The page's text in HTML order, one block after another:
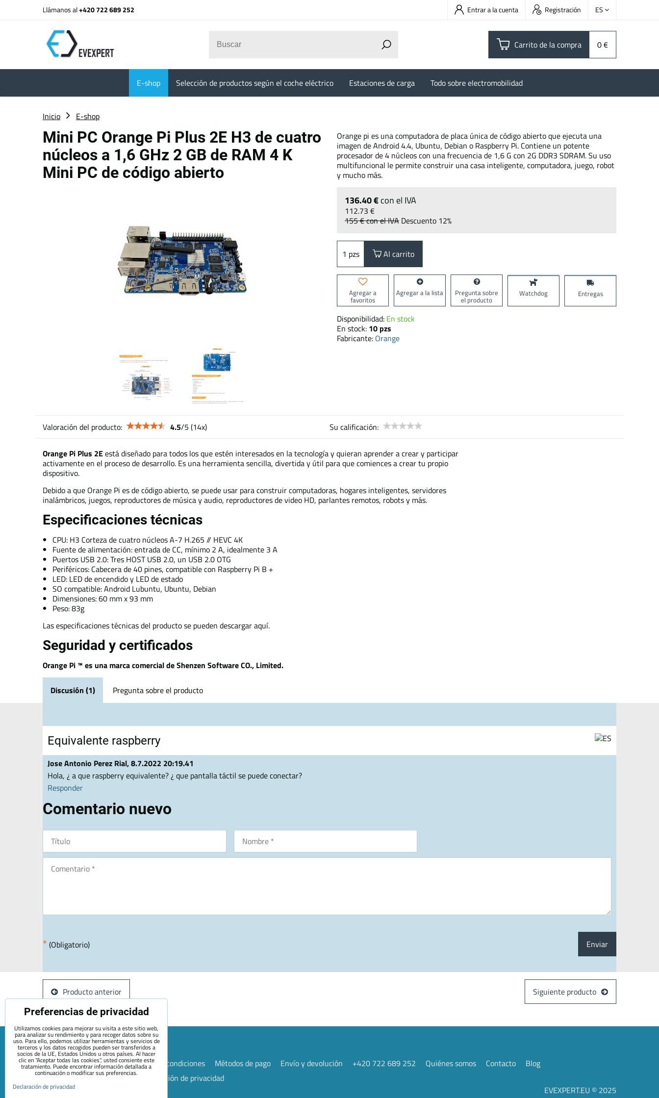
Llámanos al+420 722 689 252 Entrar a la cuenta Registración ES
Carrito de la compra 0 €
E-shop Selección de productos según el coche eléctrico Estaciones de carga Todo sobre electromobilidad
Inicio E-shop
Mini PC Orange Pi Plus 2E H3 de cuatro
núcleos a 1,6 GHz 2 GB de RAM 4 K
Mini PC de código abierto
Orange pi es una computadora de placa única de código abierto que ejecuta una
imagen de Android 4.4, Ubuntu, Debian o Raspberry Pi. Contiene un potente
procesador de 4 núcleos con una frecuencia de 1,6 G con 2G DDR3 SDRAM. Su uso
multifuncional le permite construir una casa inteligente, computadora, juego, robot
y mucho más.
136.40 €con el IVA
112.73 €
155 €con el IVA Descuento 12%
pzs Al carrito
Agregar a
favoritos
Agregar a la lista Pregunta sobre
el producto
Watchdog Entregas
Disponibilidad: En stock
En stock: 10 pzs
Fabricante: Orange
Valoración del producto: 4.5/5 (14x) Su calificación:
Orange Pi Plus 2Eestá diseñado para todos los que estén interesados en la tecnología y quieran aprender a crear y participar
activamente en el proceso de desarrollo. Es una herramienta sencilla, divertida y útil para que comiences a crear tu propio
dispositivo.
Debido a que Orange Pi es de código abierto, se puede usar para construir computadoras, hogares inteligentes, servidores
inalámbricos, juegos, reproductores de música y audio, reproductores de video HD, parlantes remotos, robots y más.
Especificaciones técnicas
CPU: H3 Corteza de cuatro núcleos A-7 H.265 // HEVC 4K
Fuente de alimentación: entrada de CC, mínimo 2 A, idealmente 3 A
Puertos USB 2.0: Tres HOST USB 2.0, un USB 2.0 OTG
Periféricos: Cabecera de 40 pines, compatible con Raspberry Pi B +
LED: LED de encendido y LED de estado
SO compatible: Android Lubuntu, Ubuntu, Debian
Dimensiones: 60 mm x 93 mm
Peso: 83g
Las especificaciones técnicas del producto se pueden descargar aquí.
Seguridad y certificados
Orange Pi ™ es una marca comercial de Shenzen Software CO., Limited.
Discusión (1) Pregunta sobre el producto
Equivalente raspberry
Jose Antonio Perez Rial,8.7.2022 20:19.41
Hola, ¿ a que raspberry equivalente? ¿ que pantalla táctil se puede conectar?
Responder
Comentario nuevo
* (Obligatorio) Enviar
Producto anterior Siguiente producto
Mapa de la página web Términos y condiciones Métodos de pago Envío y devolución +420 722 689 252 Quiénes somos Contacto
Blog
Preferencias de privacidad
Declaración de privacidad
EVEXPERT.EU © 2025
Preferencias de privacidad
Utilizamos cookies para mejorar su visita a este sitio web,
para analizar su rendimiento y para recoger datos sobre su
uso. Para ello, podemos utilizar herramientas y servicios de
terceros y los datos recogidos pueden ser transferidos a
socios de la UE, Estados Unidos u otros países. Al hacer
clic en "Aceptar todas las cookies", usted consiente este
tratamiento. Puede encontrar información detallada a
continuación o modificar sus preferencias.
Declaración de privacidad